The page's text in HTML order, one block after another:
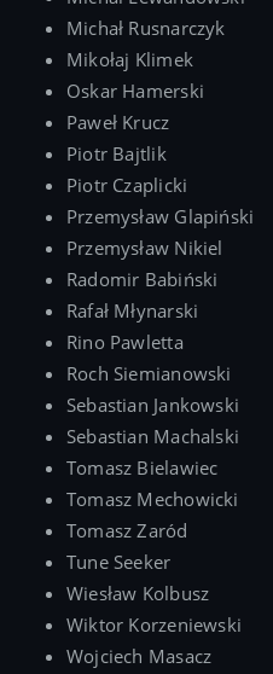
Michał Rusnarczyk
Mikołaj Klimek
Oskar Hamerski
Paweł Krucz
Piotr Bajtlik
Piotr Czaplicki
Przemysław Glapiński
Przemysław Nikiel
Radomir Babiński
Rafał Młynarski
Rino Pawletta
Roch Siemianowski
Sebastian Jankowski
Sebastian Machalski
Tomasz Bielawiec
Tomasz Mechowicki
Tomasz Zaród
Tune Seeker
Wiesław Kolbusz
Wiktor Korzeniewski
Wojciech Masacz